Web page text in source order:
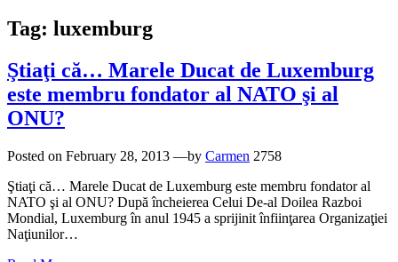
Tag: luxemburg
Ştiaţi că… Marele Ducat de Luxemburg
este membru fondator al NATO şi al
ONU?
Posted on February 28, 2013 —by Carmen 2758
Ştiaţi că… Marele Ducat de Luxemburg este membru fondator al
NATO şi al ONU? După încheierea Celui De-al Doilea Razboi
Mondial, Luxemburg în anul 1945 a sprijinit înfiinţarea Organizaţiei
Naţiunilor…